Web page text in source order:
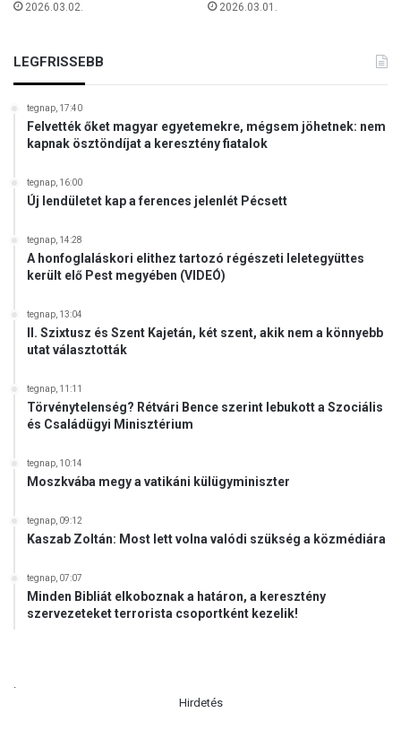
r
2026.03.02. 2026.03.01.
LEGFRISSEBB
tegnap, 17:40
Felvették őket magyar egyetemekre, mégsem jöhetnek: nem
kapnak ösztöndíjat a keresztény fiatalok
tegnap, 16:00
Új lendületet kap a ferences jelenlét Pécsett
tegnap, 14:28
A honfoglaláskori elithez tartozó régészeti leletegyüttes
került elő Pest megyében (VIDEÓ)
tegnap, 13:04
II. Szixtusz és Szent Kajetán, két szent, akik nem a könnyebb
utat választották
tegnap, 11:11
Törvénytelenség? Rétvári Bence szerint lebukott a Szociális
és Családügyi Minisztérium
tegnap, 10:14
Moszkvába megy a vatikáni külügyminiszter
tegnap, 09:12
Kaszab Zoltán: Most lett volna valódi szükség a közmédiára
tegnap, 07:07
Minden Bibliát elkoboznak a határon, a keresztény
szervezeteket terrorista csoportként kezelik!
.
Hirdetés